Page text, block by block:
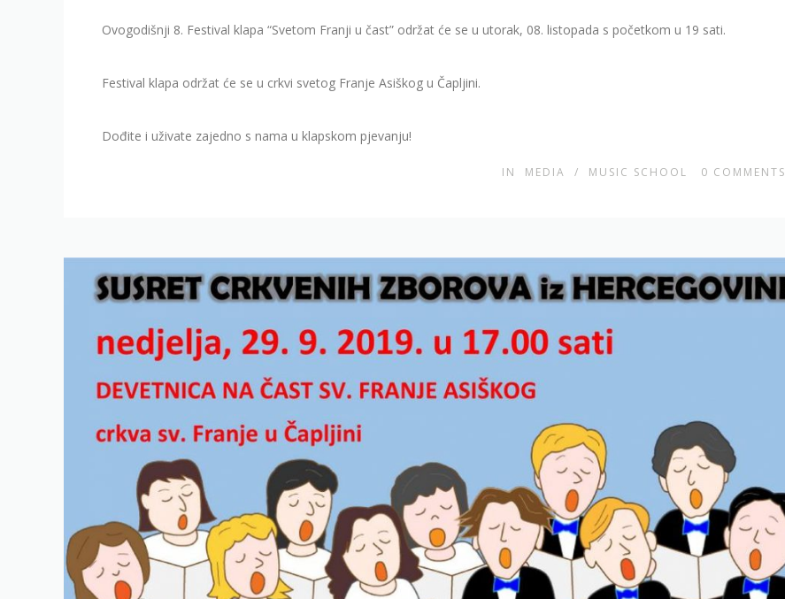
Ovogodišnji 8. Festival klapa “Svetom Franji u čast” održat će se u utorak, 08. listopada s početkom u 19 sati.
Festival klapa održat će se u crkvi svetog Franje Asiškog u Čapljini.
Dođite i uživate zajedno s nama u klapskom pjevanju!
IN MEDIA / MUSIC SCHOOL 0 COMMENTS